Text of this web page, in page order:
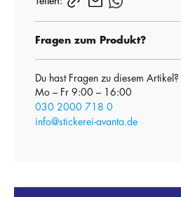
Fragen zum Produkt?
Du hast Fragen zu diesem Artikel?
Mo – Fr 9:00 – 16:00
030 2000 718 0
info@stickerei-avanta.de